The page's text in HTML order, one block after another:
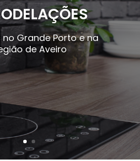
Grande Porto e na
de Aveiro